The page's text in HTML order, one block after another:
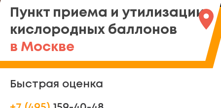
Пункт приема и утилизации
кислородных баллонов
в Москве
Быстрая оценка